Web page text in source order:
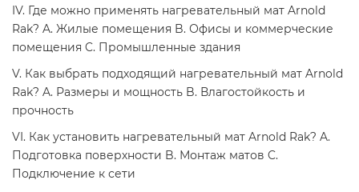
IV. Где можно применять нагревательный мат Arnold
Rak? A. Жилые помещения B. Офисы и коммерческие
помещения C. Промышленные здания
V. Как выбрать подходящий нагревательный мат Arnold
Rak? A. Размеры и мощность B. Влагостойкость и
прочность
VI. Как установить нагревательный мат Arnold Rak? A.
Подготовка поверхности B. Монтаж матов C.
Подключение к сети